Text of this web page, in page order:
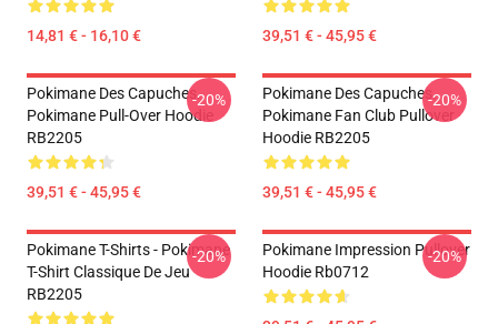
14,81 € - 16,10 € 39,51 € - 45,95 €
Pokimane Des Capuches...
Pokimane Pull-Over Hoodie
RB2205
39,51 € - 45,95 €
-20%
Pokimane Des Capuches...
Pokimane Fan Club Pullover
Hoodie RB2205
39,51 € - 45,95 €
-20%
Pokimane T-Shirts - Pokimane
T-Shirt Classique De Jeu
RB2205
-20%
Pokimane Impression Pullover
Hoodie Rb0712
-20%